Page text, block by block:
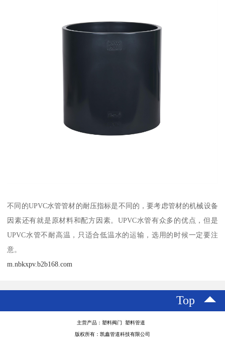
不同的UPVC水管管材的耐压指标是不同的，要考虑管材的机械设备
因素还有就是原材料和配方因素。UPVC水管有众多的优点，但是
UPVC水管不耐高温，只适合低温水的运输，选用的时候一定要注
意。
m.nbkxpv.b2b168.com
Top
主营产品：塑料阀门 塑料管道
版权所有：凯鑫管道科技有限公司